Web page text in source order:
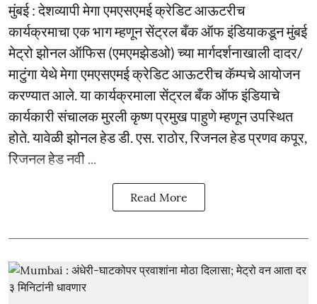
मुंबई : देशव्यापी मेगा एमएसएमई क्रेडिट आऊटरीच
कार्यक्रमाचा एक भाग म्हणून सेंट्रल बँक ऑफ इंडियाकडून मुंबई
मेट्रो झोनल ऑफिस (एमएमझेडओ) च्या मार्गदर्शनाखाली दादर/
माटुंगा येथे मेगा एमएसएमई क्रेडिट आऊटरीच कॅम्पचे आयोजन
करण्यात आले. या कार्यक्रमाला सेंट्रल बँक ऑफ इंडियाचे
कार्यकारी संचालक मुरली कृष्ण प्रमुख पाहुणे म्हणून उपस्थित
होते. यावेळी झोनल हेड डी. एस. राठोर, रिजनल हेड प्रणव कपूर,
रिजनल हेड नवी ...
Read More